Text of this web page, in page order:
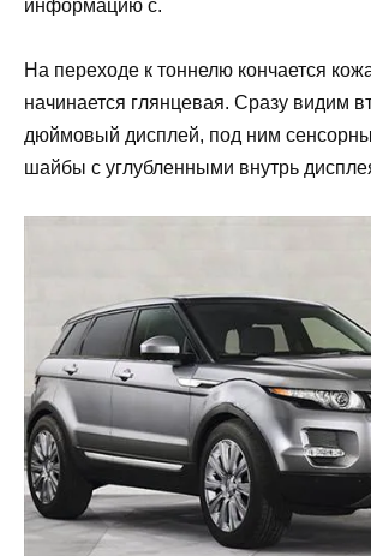
информацию с.
На переходе к тоннелю кончается
начинается глянцевая. Сразу видим
дюймовый дисплей, под ним
шайбы с углубленными внутрь